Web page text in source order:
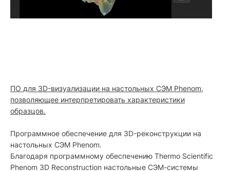
ПО для 3D-визуализации на настольных СЭМ Phenom,
позволяющее интерпретировать характеристики
образцов.
Программное обеспечение для 3D-реконструкции на
настольных СЭМ Phenom.
Благодаря программному обеспечению Thermo Scientific
Phenom 3D Reconstruction настольные СЭМ-системы